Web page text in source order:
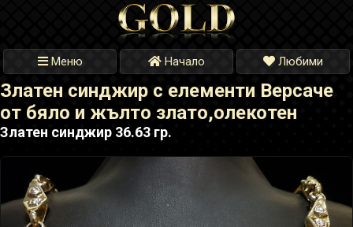
Меню Начало Любими
Златен синджир с елементи Версаче
от бяло и жълто злато,олекотен
Златен синджир 36.63 гр.